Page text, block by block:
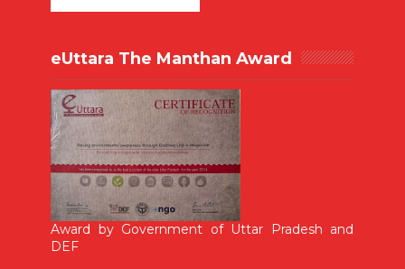
eUttara The Manthan Award
Award by Government of Uttar Pradesh and
DEF